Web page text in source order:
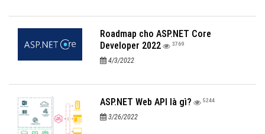
Roadmap cho ASP.NET Core
Developer 2022
3769
4/3/2022
ASP.NET Web API là gì? 5244
3/26/2022